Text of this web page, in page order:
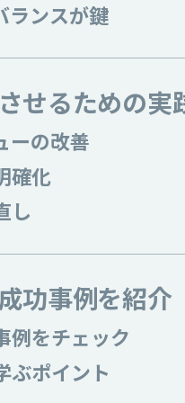
ランスが鍵
せるための実
ーの改善
確化
し
功事例を紹介
例をチェック
ぶポイント